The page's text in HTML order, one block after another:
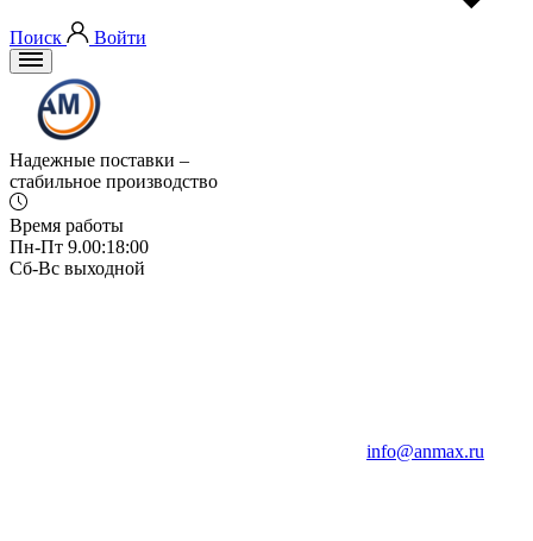
Поиск Войти
Надежные поставки –
стабильное производство
Время работы
Пн-Пт 9.00:18:00
Сб-Вс выходной
info@anmax.ru